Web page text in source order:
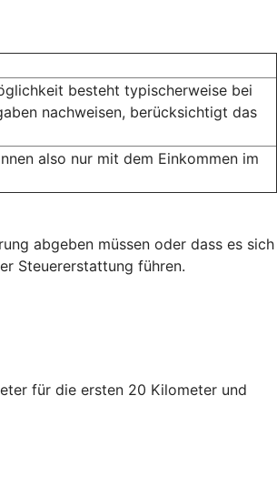
besteht typischerweise bei
nachweisen, berücksichtigt das
also nur mit dem Einkommen im
abgeben müssen oder dass es sich
Steuererstattung führen.
für die ersten 20 Kilometer und